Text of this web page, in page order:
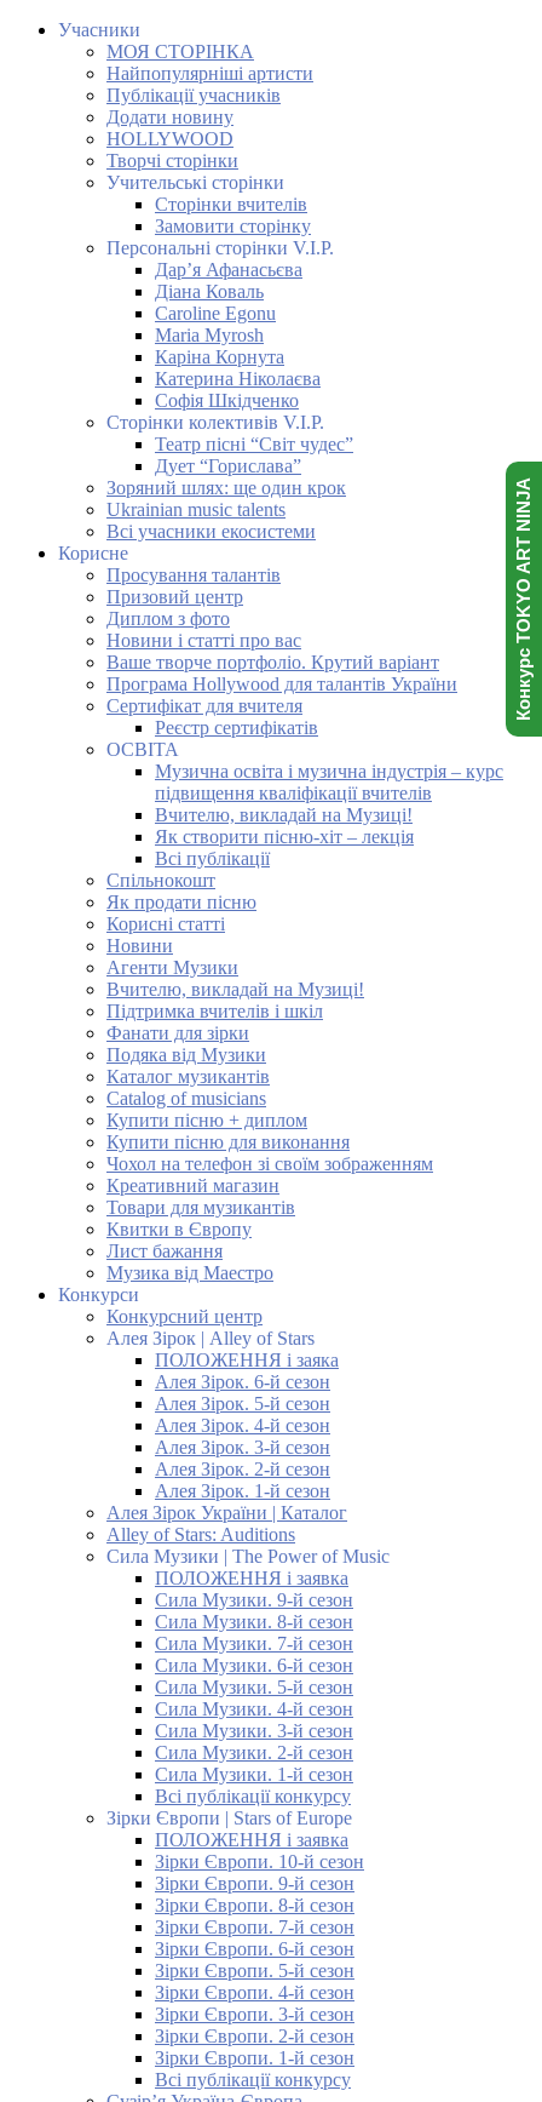
Учасники
МОЯ СТОРІНКА
Найпопулярніші артисти
Публікації учасників
Додати новину
HOLLYWOOD
Творчі сторінки
Учительські сторінки
Сторінки вчителів
Замовити сторінку
Персональні сторінки V.I.P.
Дар’я Афанасьєва
Діана Коваль
Caroline Egonu
Maria Myrosh
Каріна Корнута
Катерина Ніколаєва
Софія Шкідченко
Сторінки колективів V.I.P.
Театр пісні “Світ чудес”
Дует “Горислава”
Зоряний шлях: ще один крок
Ukrainian music talents
Всі учасники екосистеми
Корисне
Просування талантів
Призовий центр
Диплом з фото
Новини і статті про вас
Ваше творче портфоліо. Крутий варіант
Програма Hollywood для талантів України
Сертифікат для вчителя
Реєстр сертифікатів
ОСВІТА
Музична освіта і музична індустрія – курс
підвищення кваліфікації вчителів
Вчителю, викладай на Музиці!
Як створити пісню-хіт – лекція
Всі публікації
Спільнокошт
Як продати пісню
Корисні статті
Новини
Агенти Музики
Вчителю, викладай на Музиці!
Підтримка вчителів і шкіл
Фанати для зірки
Подяка від Музики
Каталог музикантів
Catalog of musicians
Купити пісню + диплом
Купити пісню для виконання
Чохол на телефон зі своїм зображенням
Креативний магазин
Товари для музикантів
Квитки в Європу
Лист бажання
Музика від Маестро
Конкурси
Конкурсний центр
Алея Зірок | Alley of Stars
ПОЛОЖЕННЯ і заяка
Алея Зірок. 6-й сезон
Алея Зірок. 5-й сезон
Алея Зірок. 4-й сезон
Алея Зірок. 3-й сезон
Алея Зірок. 2-й сезон
Алея Зірок. 1-й сезон
Алея Зірок України | Каталог
Alley of Stars: Auditions
Сила Музики | The Power of Music
ПОЛОЖЕННЯ і заявка
Сила Музики. 9-й сезон
Сила Музики. 8-й сезон
Сила Музики. 7-й сезон
Сила Музики. 6-й сезон
Сила Музики. 5-й сезон
Сила Музики. 4-й сезон
Сила Музики. 3-й сезон
Сила Музики. 2-й сезон
Сила Музики. 1-й сезон
Всі публікації конкурсу
Зірки Європи | Stars of Europe
ПОЛОЖЕННЯ і заявка
Зірки Європи. 10-й сезон
Зірки Європи. 9-й сезон
Зірки Європи. 8-й сезон
Зірки Європи. 7-й сезон
Зірки Європи. 6-й сезон
Зірки Європи. 5-й сезон
Зірки Європи. 4-й сезон
Зірки Європи. 3-й сезон
Зірки Європи. 2-й сезон
Зірки Європи. 1-й сезон
Всі публікації конкурсу
Конкурс TOKYO ART NINJA